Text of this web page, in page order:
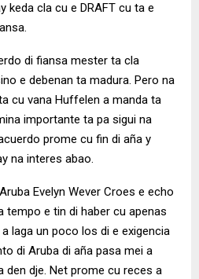
keda cla cu e DRAFT cu ta e
di fiansa mester ta cla
e debenan ta madura. Pero na
cu vana Huffelen a manda ta
importante ta pa sigui na
prome cu fin di aña y
na interes abao.
Evelyn Wever Croes e echo
tempo e tin di haber cu apenas
laga un poco los di e exigencia
di Aruba di aña pasa mei a
den dje. Net prome cu reces a